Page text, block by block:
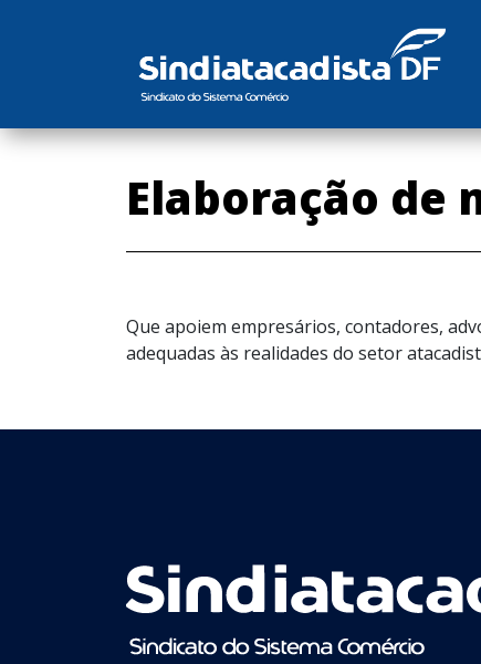
Elaboração de
Que apoiem empresários, contadores,
adequadas às realidades do setor